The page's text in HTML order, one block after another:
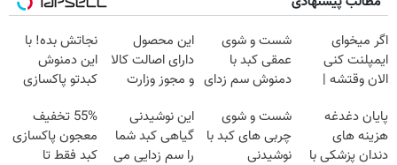
اگر میخوای
ایمپلنت کنی
الان وقتشه |
میلیون تومان!!!
شست و شوی
عمقی کبد با
دمنوش سم زدای
این محصول
دارای اصالت کالا
و مجوز وزارت
است(55%تخفیف)
نجاتش بده! با
این دمنوش
کبدتو پاکسازی
مرجوعی
پایان دغدغه
هزینه های
دندان پزشکی با
شست و شوی
چربی های کبد با
نوشیدنی
این نوشیدنی
گیاهی کبد شما
را سم زدایی می
55% تخفیف
معجون پاکسازی
کبد فقط تا